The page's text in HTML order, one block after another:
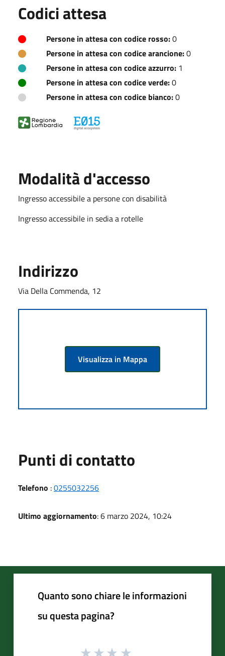
Codici attesa
Persone in attesa con codice rosso:0
Persone in attesa con codice arancione:0
Persone in attesa con codice azzurro: 1
Persone in attesa con codice verde:0
Persone in attesa con codice bianco:0
Modalità d'accesso
Ingresso accessibile a persone con disabilità
Ingresso accessibile in sedia a rotelle
Indirizzo
Via Della Commenda, 12
Visualizza in Mappa
Punti di contatto
Telefono :0255032256
Ultimo aggiornamento: 6 marzo 2024, 10:24
Quanto sono chiare le informazioni
su questa pagina?